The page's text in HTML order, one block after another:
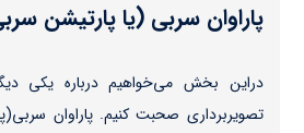
پاراوان سربی (یا پارتیشن
دراین بخش می‌خواهیم درباره یکی
تصویربرداری صحبت کنیم. پاراوان